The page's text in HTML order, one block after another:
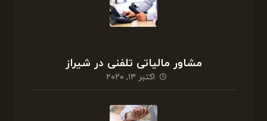
مشاور مالیاتی تلفنی در شیراز
اکتبر ۱۴, ۲۰۲۰